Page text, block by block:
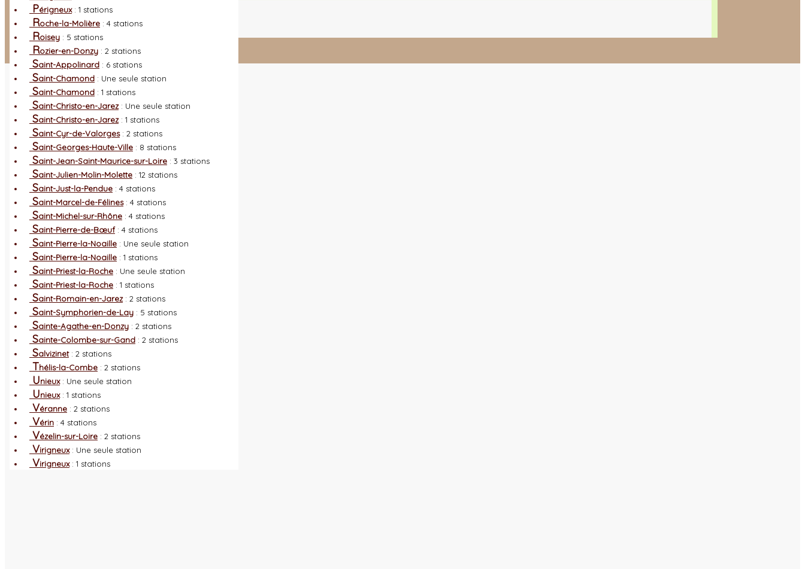
Les nouveautésQuoi de neuf ?
Autres sitesLiens orchidophiles
R éalisation du site
Connexion adhérent
Périgneux: 1 stations
Roche-la-Molière : 4 stations
Roisey : 5 stations
Rozier-en-Donzy : 2 stations
Saint-Appolinard : 6 stations
Saint-Chamond : Une seule station
Saint-Chamond : 1 stations
Saint-Christo-en-Jarez: Une seule station
Saint-Christo-en-Jarez: 1 stations
Saint-Cyr-de-Valorges: 2 stations
Saint-Georges-Haute-Ville : 8 stations
Saint-Jean-Saint-Maurice-sur-Loire : 3 stations
Saint-Julien-Molin-Molette : 12 stations
Saint-Just-la-Pendue : 4 stations
Saint-Marcel-de-Félines: 4 stations
Saint-Michel-sur-Rhône : 4 stations
Saint-Pierre-de-Bœuf: 4 stations
Saint-Pierre-la-Noaille : Une seule station
Saint-Pierre-la-Noaille : 1 stations
Saint-Priest-la-Roche : Une seule station
Saint-Priest-la-Roche : 1 stations
Saint-Romain-en-Jarez: 2 stations
Saint-Symphorien-de-Lay : 5 stations
Sainte-Agathe-en-Donzy : 2 stations
Sainte-Colombe-sur-Gand : 2 stations
Salvizinet: 2 stations
Thélis-la-Combe : 2 stations
Unieux: Une seule station
Unieux: 1 stations
Véranne : 2 stations
Vérin : 4 stations
Vézelin-sur-Loire : 2 stations
Virigneux: Une seule station
Virigneux: 1 stations